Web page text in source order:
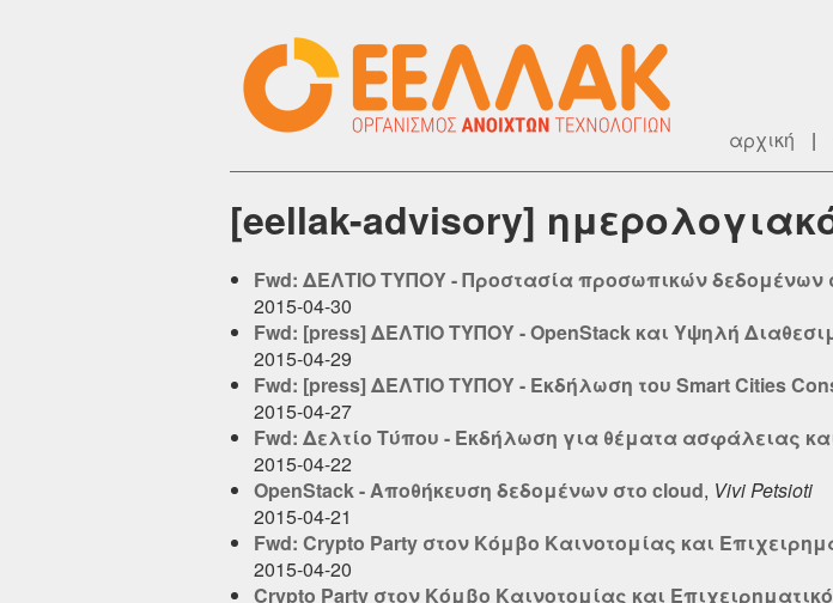
αρχική |
[eellak-advisory]
Fwd: ΔΕΛΤΙΟ ΤΥΠΟΥ - Προστασία προσωπικών δεδομένων
2015-04-30
Fwd: [press] ΔΕΛΤΙΟ ΤΥΠΟΥ - OpenStack και Υψηλή
2015-04-29
Fwd: [press] ΔΕΛΤΙΟ ΤΥΠΟΥ - Εκδήλωση του Smart Cities
2015-04-27
Fwd: Δελτίο Τύπου - Εκδήλωση για θέματα ασφάλειας και
2015-04-22
OpenStack - Αποθήκευση δεδομένων στο cloud, Vivi Petsioti
2015-04-21
Fwd: Crypto Party στον Κόμβο Καινοτομίας και
2015-04-20
Crypto Party στον Κόμβο Καινοτομίας και